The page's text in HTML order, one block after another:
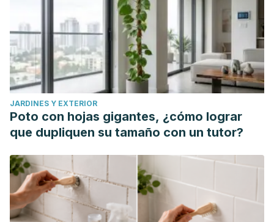
JARDINES Y EXTERIOR
Poto con hojas gigantes, ¿cómo lograr
que dupliquen su tamaño con un tutor?